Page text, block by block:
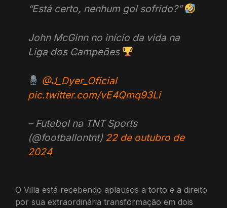
“Está certo, nenhum gol sofrido?”
John McGinn no início da vida na
Liga dos Campeões
@J_Dyer_Oficial
pic.twitter.com/vE4Qmq93Li
– Futebol na TNT Sports
(@footballontnt) 22 de outubro de
2024
O Villa está recebendo aplausos a torto e a direito
por sua extraordinária transformação em dois